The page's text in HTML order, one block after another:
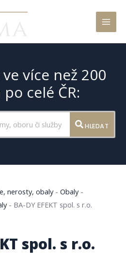
více než 200
celé ČR:
HLEDAT
nerosty, obaly-Obaly-
- BA-DY EFEKT spol. s r.o.
spol. s r.o.